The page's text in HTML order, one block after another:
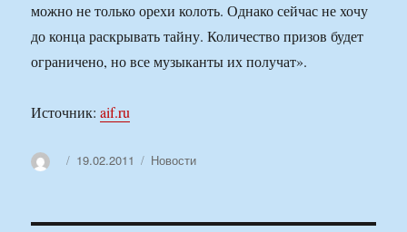
можно не только орехи колоть. Однако сейчас не хочу
до конца раскрывать тайну. Количество призов будет
ограничено, но все музыканты их получат».
Источник:aif.ru
АвторОпубликовано
19.02.2011 Рубрики
Новости